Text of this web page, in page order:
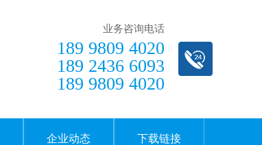
业务咨询电话
189 9809 4020
189 2436 6093
189 9809 4020
企业动态 下载链接